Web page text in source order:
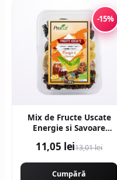
-15%
Mix de Fructe Uscate
Energie si Savoare
11,05 lei13,01 lei
Cumpără